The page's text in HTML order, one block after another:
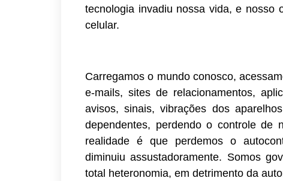
tecnologia invadiu nossa vida, e nosso
celular.
Carregamos o mundo conosco,
e-mails, sites de relacionamentos,
avisos, sinais, vibrações dos
dependentes, perdendo o controle de
realidade é que perdemos o
diminuiu assustadoramente. Somos
total heteronomia, em detrimento da